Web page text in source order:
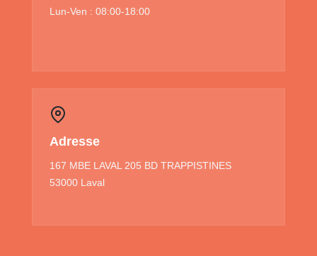
Lun-Ven : 08:00-18:00
Adresse
167 MBE LAVAL 205 BD TRAPPISTINES
53000 Laval